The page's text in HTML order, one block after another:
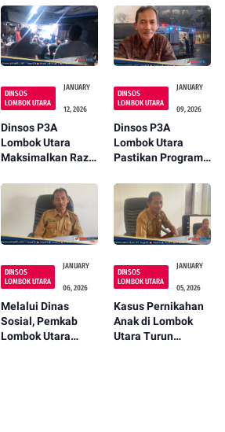
DINSOS
LOMBOK UTARA
JANUARY
12, 2026
Dinsos P3A
Lombok Utara
Maksimalkan Razia
Ramadan, Cegah
Pernikahan Dini
dan Kejahatan
DINSOS
LOMBOK UTARA
JANUARY
09, 2026
Dinsos P3A
Lombok Utara
Pastikan Program
Jenazah Gratis
Berlanjut di 2026
DINSOS
LOMBOK UTARA
JANUARY
06, 2026
Melalui Dinas
Sosial, Pemkab
Lombok Utara
DINSOS
LOMBOK UTARA
JANUARY
05, 2026
Kasus Pernikahan
Anak di Lombok
Utara Turun